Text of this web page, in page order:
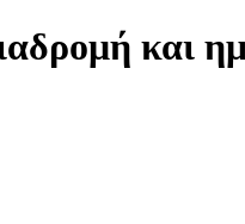
και